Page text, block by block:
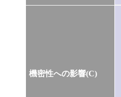
機密性への影響(C)